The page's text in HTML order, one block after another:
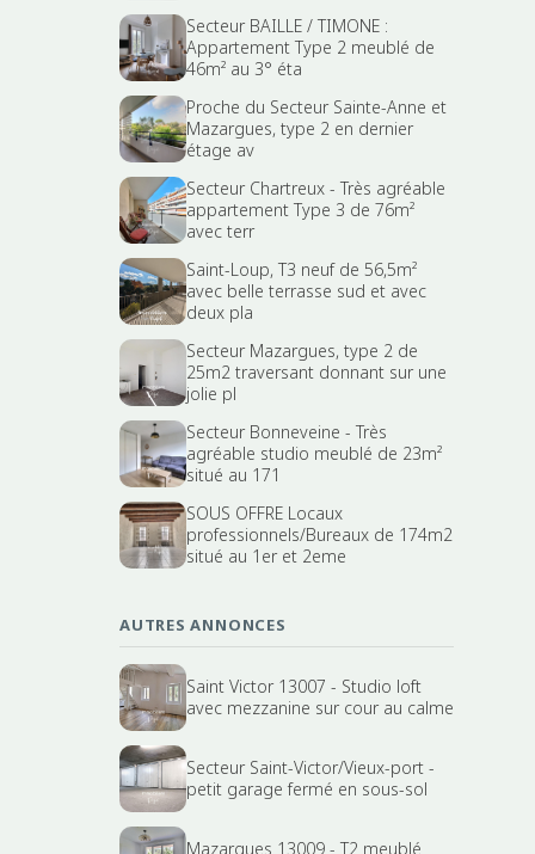
Secteur BAILLE / TIMONE :
Appartement Type 2 meublé de
46m² au 3° éta
Proche du Secteur Sainte-Anne et
Mazargues, type 2 en dernier
étage av
Secteur Chartreux - Très agréable
appartement Type 3 de 76m²
avec terr
Saint-Loup, T3 neuf de 56,5m²
avec belle terrasse sud et avec
deux pla
Secteur Mazargues, type 2 de
25m2 traversant donnant sur une
jolie pl
Secteur Bonneveine - Très
agréable studio meublé de 23m²
situé au 171
SOUS OFFRE Locaux
professionnels/Bureaux de 174m2
situé au 1er et 2eme
AUTRES ANNONCES
Saint Victor 13007 - Studio loft
avec mezzanine sur cour au calme
Secteur Saint-Victor/Vieux-port -
petit garage fermé en sous-sol
Mazargues 13009 - T2 meublé